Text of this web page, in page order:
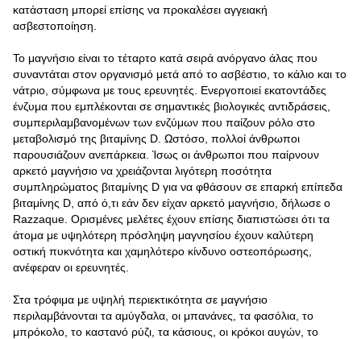
κατάσταση μπορεί επίσης να προκαλέσει αγγειακή
ασβεστοποίηση.
Το μαγνήσιο είναι το τέταρτο κατά σειρά ανόργανο άλας που
συναντάται στον οργανισμό μετά από το ασβέστιο, το κάλιο και το
νάτριο, σύμφωνα με τους ερευνητές. Ενεργοποιεί εκατοντάδες
ένζυμα που εμπλέκονται σε σημαντικές βιολογικές αντιδράσεις,
συμπεριλαμβανομένων των ενζύμων που παίζουν ρόλο στο
μεταβολισμό της βιταμίνης D. Ωστόσο, πολλοί άνθρωποι
παρουσιάζουν ανεπάρκεια. Ίσως οι άνθρωποι που παίρνουν
αρκετό μαγνήσιο να χρειάζονται λιγότερη ποσότητα
συμπληρώματος βιταμίνης D για να φθάσουν σε επαρκή επίπεδα
βιταμίνης D, από ό,τι εάν δεν είχαν αρκετό μαγνήσιο, δήλωσε ο
Razzaque. Ορισμένες μελέτες έχουν επίσης διαπιστώσει ότι τα
άτομα με υψηλότερη πρόσληψη μαγνησίου έχουν καλύτερη
οστική πυκνότητα και χαμηλότερο κίνδυνο οστεοπόρωσης,
ανέφεραν οι ερευνητές.
Στα τρόφιμα με υψηλή περιεκτικότητα σε μαγνήσιο
περιλαμβάνονται τα αμύγδαλα, οι μπανάνες, τα φασόλια, το
μπρόκολο, το καστανό ρύζι, τα κάσιους, οι κρόκοι αυγών, το